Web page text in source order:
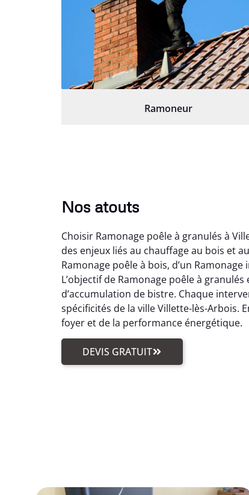
Ramoneur
Nos atouts
Choisir Ramonage poêle à granulés à
des enjeux liés au chauffage au bois et
Ramonage poêle à bois, d’un
L’objectif de Ramonage poêle à
d’accumulation de bistre. Chaque
spécificités de la ville Villette-lès-Arbois.
foyer et de la performance énergétique.
DEVIS GRATUIT